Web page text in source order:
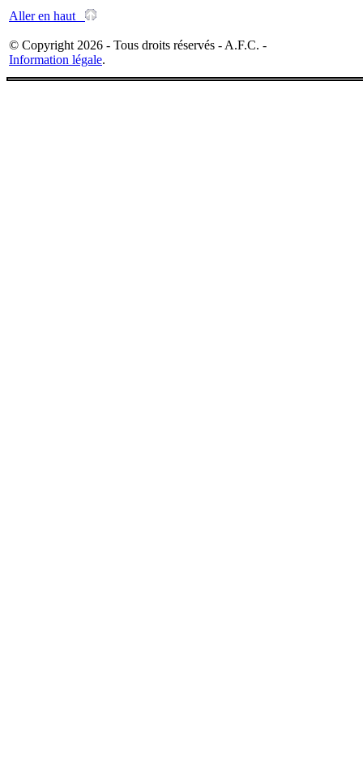
Aller en haut
© Copyright 2026 - Tous droits réservés - A.F.C. -
Information légale.